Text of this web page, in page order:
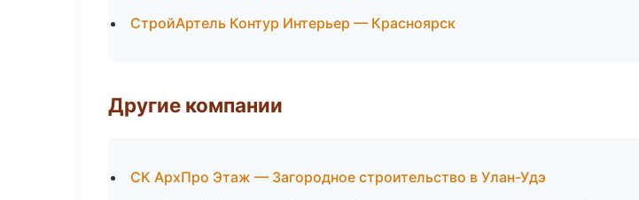
СтройАртель Контур Интерьер — Красноярск
Другие компании
СК АрхПро Этаж — Загородное строительство в Улан-Удэ